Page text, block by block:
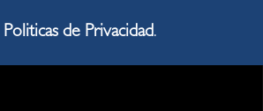
Politicas de Privacidad.